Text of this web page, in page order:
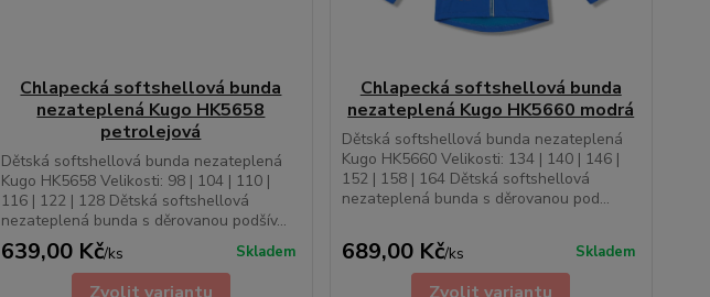
Chlapecká softshellová bunda
nezateplená Kugo HK5658
petrolejová
Dětská softshellová bunda nezateplená
Kugo HK5658 Velikosti: 98 | 104 | 110 |
116 | 122 | 128 Dětská softshellová
nezateplená bunda s děrovanou podšív...
639,00 Kč/ks Skladem
Chlapecká softshellová bunda
nezateplená Kugo HK5660 modrá
Dětská softshellová bunda nezateplená
Kugo HK5660 Velikosti: 134 | 140 | 146 |
152 | 158 | 164 Dětská softshellová
nezateplená bunda s děrovanou pod...
689,00 Kč/ks Skladem